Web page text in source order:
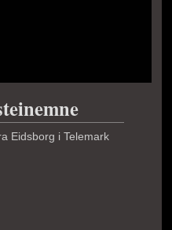
Eidsborg i Telemark